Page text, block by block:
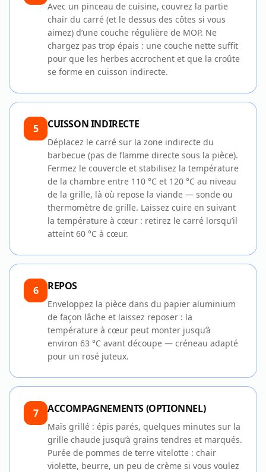
Avec un pinceau de cuisine, couvrez la partie
chair du carré (et le dessus des côtes si vous
aimez) d’une couche régulière de MOP. Ne
chargez pas trop épais : une couche nette suffit
pour que les herbes accrochent et que la croûte
se forme en cuisson indirecte.
5 CUISSON INDIRECTE
Déplacez le carré sur la zone indirecte du
barbecue (pas de flamme directe sous la pièce).
Fermez le couvercle et stabilisez la température
de la chambre entre 110 °C et 120 °C au niveau
de la grille, là où repose la viande — sonde ou
thermomètre de grille. Laissez cuire en suivant
la température à cœur : retirez le carré lorsqu’il
atteint 60 °C à cœur.
6 REPOS
Enveloppez la pièce dans du papier aluminium
de façon lâche et laissez reposer : la
température à cœur peut monter jusqu’à
environ 63 °C avant découpe — créneau adapté
pour un rosé juteux.
7 ACCOMPAGNEMENTS (OPTIONNEL)
Maïs grillé : épis parés, quelques minutes sur la
grille chaude jusqu’à grains tendres et marqués.
Purée de pommes de terre vitelotte : chair
violette, beurre, un peu de crème si vous voulez